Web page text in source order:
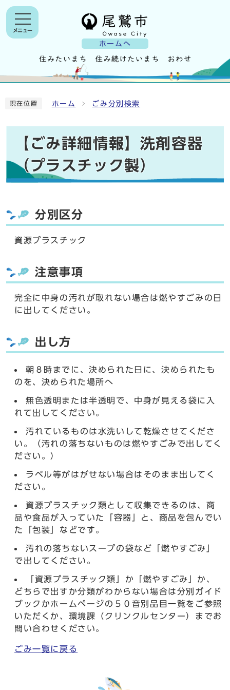
ホームへ
メニュー
現在位置 ホーム ごみ分別検索
【ごみ詳細情報】洗剤容器
（プラスチック製）
分別区分
資源プラスチック
注意事項
完全に中身の汚れが取れない場合は燃やすごみの日
に出してください。
出し方
朝８時までに、決められた日に、決められたも
のを、決められた場所へ
無色透明または半透明で、中身が見える袋に入
れて出してください。
汚れているものは水洗いして乾燥させてくださ
い。（汚れの落ちないものは燃やすごみで出してく
ださい。）
ラベル等がはがせない場合はそのまま出してく
ださい。
資源プラスチック類として収集できるのは、商
品や食品が入っていた「容器」と、商品を包んでい
た「包装」などです。
汚れの落ちないスープの袋など「燃やすごみ」
で出してください。
「資源プラスチック類」か「燃やすごみ」か、
どちらで出すか分類がわからない場合は分別ガイド
ブックかホームページの５０音別品目一覧をご参照
いただくか、環境課（クリンクルセンター）までお
問い合わせください。
ごみ一覧に戻る